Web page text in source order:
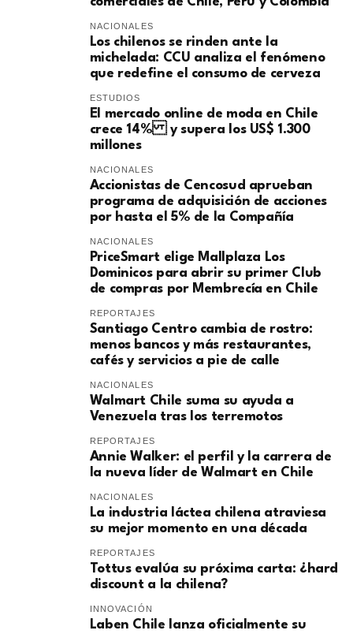
NACIONALES
Los chilenos se rinden ante la
michelada: CCU analiza el fenómeno
que redefine el consumo de cerveza
ESTUDIOS
El mercado online de moda en Chile
crece 14% y supera los US$ 1.300
millones
NACIONALES
Accionistas de Cencosud aprueban
programa de adquisición de acciones
por hasta el 5% de la Compañía
NACIONALES
PriceSmart elige Mallplaza Los
Dominicos para abrir su primer Club
de compras por Membrecía en Chile
REPORTAJES
Santiago Centro cambia de rostro:
menos bancos y más restaurantes,
cafés y servicios a pie de calle
NACIONALES
Walmart Chile suma su ayuda a
Venezuela tras los terremotos
REPORTAJES
Annie Walker: el perfil y la carrera de
la nueva líder de Walmart en Chile
NACIONALES
La industria láctea chilena atraviesa
su mejor momento en una década
REPORTAJES
Tottus evalúa su próxima carta: ¿hard
discount a la chilena?
INNOVACIÓN
Laben Chile lanza oficialmente su